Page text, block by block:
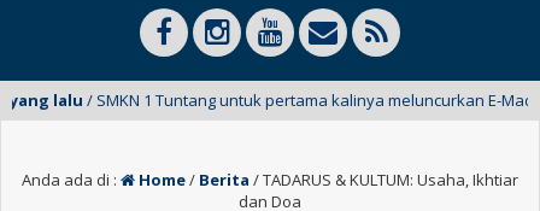
lalu / SMKN 1 Tuntang untuk pertama kalinya meluncurkan E-
Anda ada di : Home/ Berita /TADARUS & KULTUM: Usaha, Ikhtiar
dan Doa